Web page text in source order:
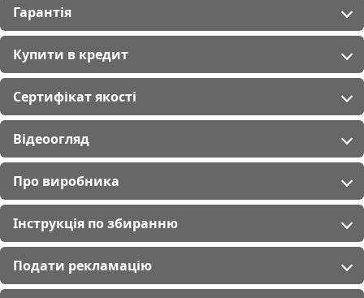
Гарантія
Купити в кредит
Сертифікат якості
Відеоогляд
Про виробника
Інструкція по збиранню
Подати рекламацію